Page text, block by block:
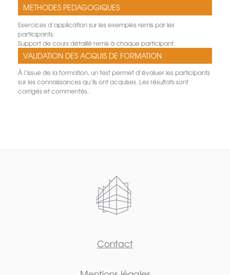
METHODES PEDAGOGIQUES
Exercices d’application sur les exemples remis par les
participants.
Support de cours détaillé remis à chaque participant.
VALIDATION DES ACQUIS DE FORMATION
À l’issue de la formation, un test permet d’évaluer les participants
sur les connaissances qu’ils ont acquises. Les résultats sont
corrigés et commentés.
Contact